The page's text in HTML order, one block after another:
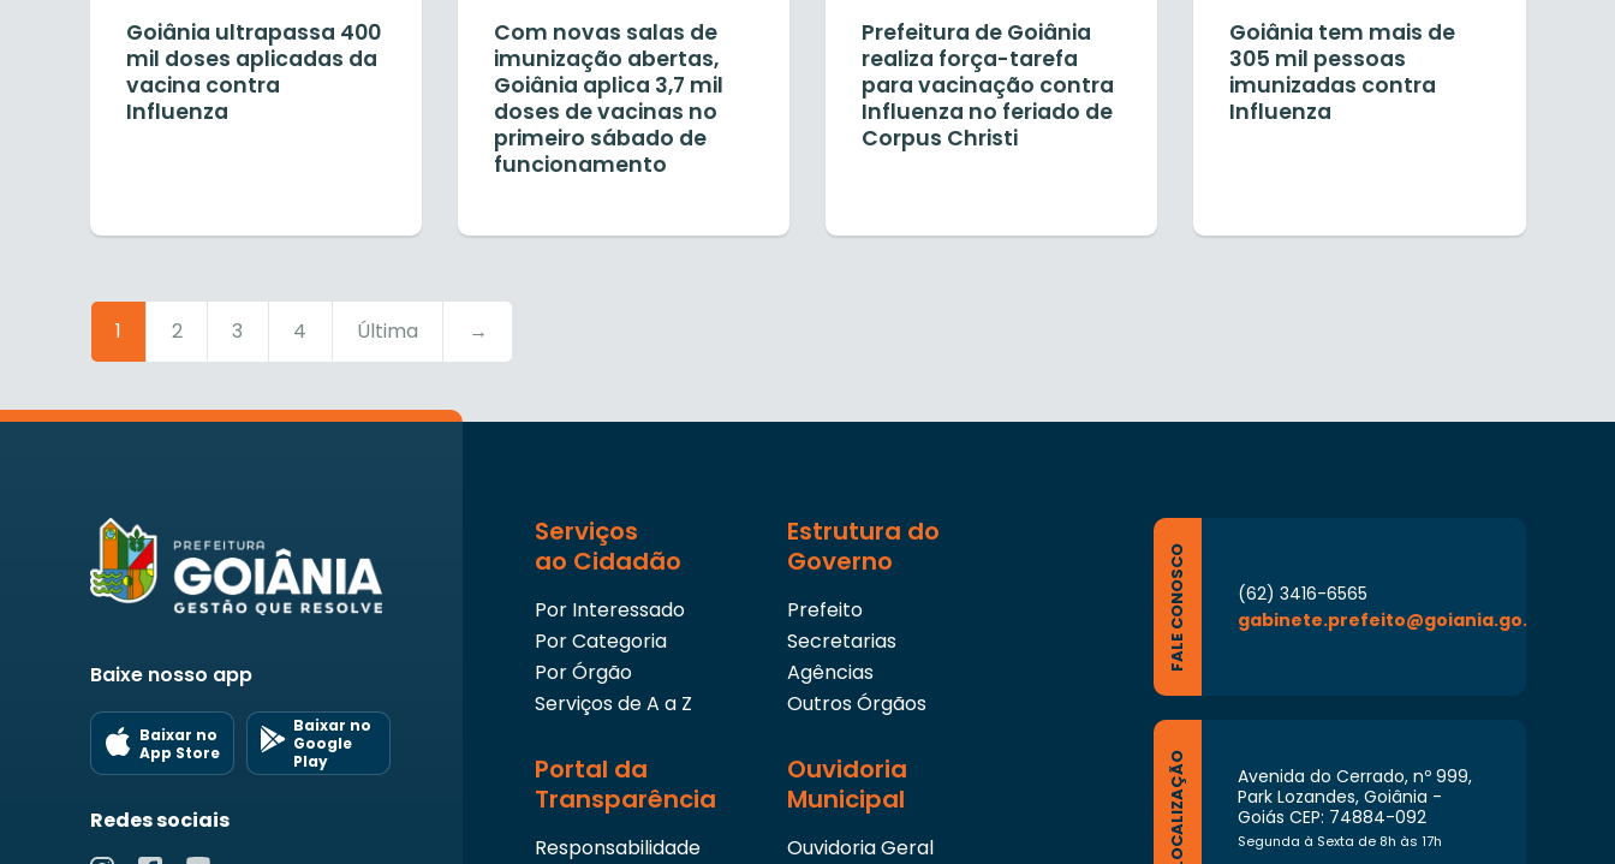
Goiânia ultrapassa 400
mil doses aplicadas da
vacina contra
Influenza
Com novas salas de
imunização abertas,
Goiânia aplica 3,7 mil
doses de vacinas no
primeiro sábado de
funcionamento
Prefeitura de Goiânia
realiza força-tarefa
para vacinação contra
Influenza no feriado de
Corpus Christi
Goiânia tem mais de
305 mil pessoas
imunizadas contra
Influenza
1 2 3 4 Última →
Baixe nosso app
Baixar no
App Store
Baixar no
Google
Play
Redes sociais
Serviços
ao Cidadão
Por Interessado
Por Categoria
Por Órgão
Serviços de A a Z
Estrutura do
Governo
Prefeito
Secretarias
Agências
Outros Órgãos
Portal da
Transparência
Responsabilidade
Ouvidoria
Municipal
Ouvidoria Geral
FALE CONOSCO
(62) 3416-6565
gabinete.prefeito@goiania.go.gov.br
LOCALIZAÇÃO
Avenida do Cerrado, nº 999,
Park Lozandes, Goiânia -
Goiás CEP: 74884-092
Segunda à Sexta de 8h às 17h